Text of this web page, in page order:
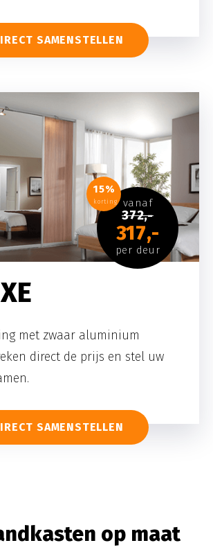
SAMENSTELLEN
15%
korting vanaf
372,-
317,-
per deur
met zwaar aluminium
direct de prijs en stel uw
SAMENSTELLEN
op maat